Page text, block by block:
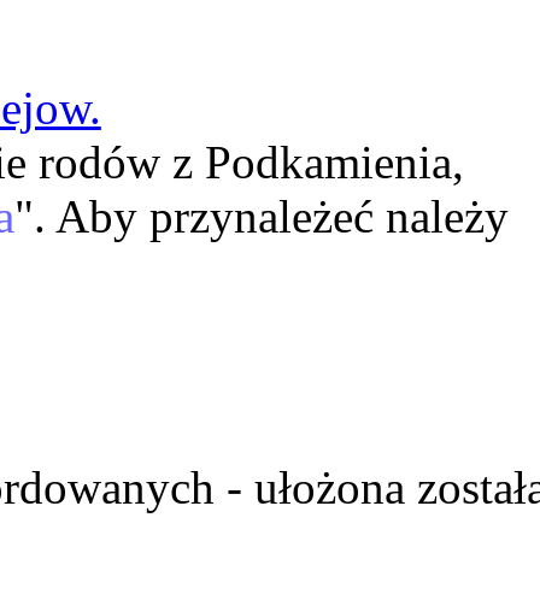
rodów z Podkamienia,
". Aby przynależeć należy
- ułożona